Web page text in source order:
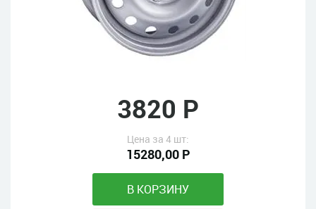
3820 Р
Цена за 4 шт:
15280,00 Р